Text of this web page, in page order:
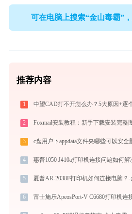
可在电脑上搜索“金山毒霸”
推荐内容
1 中望CAD打不开怎么办？5大原因+逐
2 Foxmail安装教程：新手下载安装完整
3 c盘用户下appdata文件夹哪些可以安全
4 惠普1050 J410a打印机连接问题如何
5 夏普AR-2038F打印机如何连接电脑？
6